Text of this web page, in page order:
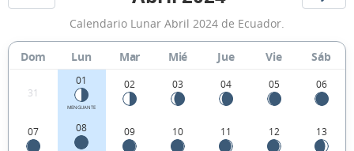
Calendario
Lunar
Abril
2024
de
Ecuador.
Calendario Lunar Abril 2024 de Ecuador.
Dom Lun Mar Mié Jue Vie Sáb
31
01
MENGUANTE
02 03 04 05 06
07 08 09 10 11 12 13